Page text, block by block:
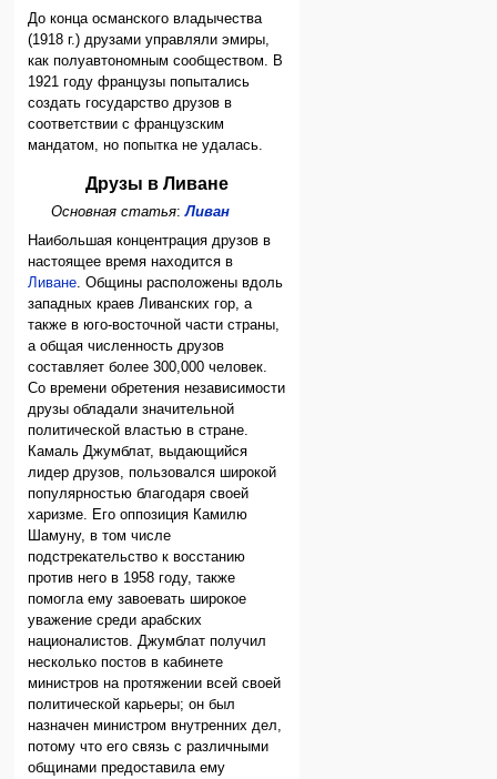
До конца османского владычества
(1918 г.) друзами управляли эмиры,
как полуавтономным сообществом. В
1921 году французы попытались
создать государство друзов в
соответствии с французским
мандатом, но попытка не удалась.
Друзы в Ливане
Основная статья:Ливан
Наибольшая концентрация друзов в
настоящее время находится в
Ливане . Общины расположены вдоль
западных краев Ливанских гор, а
также в юго-восточной части страны,
а общая численность друзов
составляет более 300,000 человек.
Со времени обретения независимости
друзы обладали значительной
политической властью в стране.
Камаль Джумблат, выдающийся
лидер друзов, пользовался широкой
популярностью благодаря своей
харизме. Его оппозиция Камилю
Шамуну, в том числе
подстрекательство к восстанию
против него в 1958 году, также
помогла ему завоевать широкое
уважение среди арабских
националистов. Джумблат получил
несколько постов в кабинете
министров на протяжении всей своей
политической карьеры; он был
назначен министром внутренних дел,
потому что его связь с различными
общинами предоставила ему